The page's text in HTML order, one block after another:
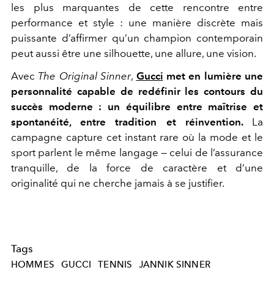
les plus marquantes de cette rencontre entre
performance et style : une manière discrète mais
puissante d’affirmer qu’un champion contemporain
peut aussi être une silhouette, une allure, une vision.
Avec The Original Sinner, Gucci met en lumière une
personnalité capable de redéfinir les contours du
succès moderne : un équilibre entre maîtrise et
spontanéité, entre tradition et réinvention. La
campagne capture cet instant rare où la mode et le
sport parlent le même langage — celui de l’assurance
tranquille, de la force de caractère et d’une
originalité qui ne cherche jamais à se justifier.
Tags
HOMMES GUCCI TENNIS JANNIK SINNER